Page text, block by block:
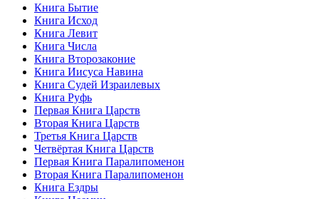
Книга Бытие
Книга Исход
Книга Левит
Книга Числа
Книга Второзаконие
Книга Иисуса Навина
Книга Судей Израилевых
Книга Руфь
Первая Книга Царств
Вторая Книга Царств
Третья Книга Царств
Четвёртая Книга Царств
Первая Книга Паралипоменон
Вторая Книга Паралипоменон
Книга Ездры